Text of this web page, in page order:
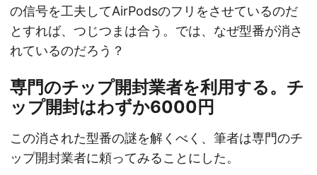
の信号を工夫してAirPodsのフリをさせているのだ
とすれば、つじつまは合う。では、なぜ型番が消さ
れているのだろう？
専門のチップ開封業者を利用する。チ
ップ開封はわずか6000円
この消された型番の謎を解くべく、筆者は専門のチ
ップ開封業者に頼ってみることにした。